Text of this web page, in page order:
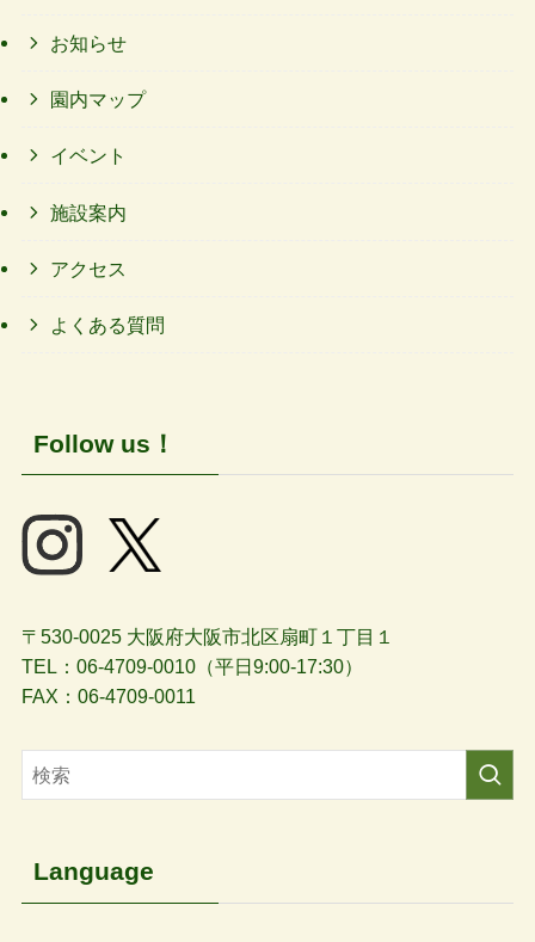
お知らせ
園内マップ
イベント
施設案内
アクセス
よくある質問
Follow us！
〒530-0025 大阪府大阪市北区扇町１丁目１
TEL：06-4709-0010（平日9:00-17:30）
FAX：06-4709-0011
Language